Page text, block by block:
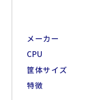
よくある質問
メーカー
CPU
筐体サイズ
特徴